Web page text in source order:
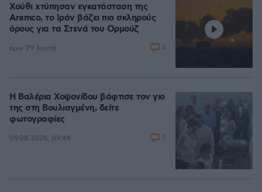
Χούθι χτύπησαν εγκατάσταση της
Aramco, το Ιράν βάζει πιο σκληρούς
όρους για τα Στενά του Ορμούζ
πριν 29 λεπτά 4
Η Βαλέρια Χοψονίδου βάφτισε τον γιο
της στη Βουλιαγμένη, δείτε
φωτογραφίες
09.08.2026, 09:44 5